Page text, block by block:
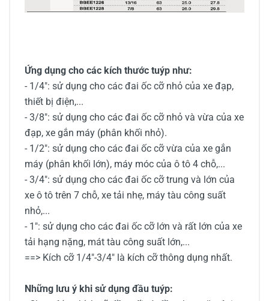
Ứng dụng cho các kích thước tuýp như:
- 1/4": sử dụng cho các đai ốc cỡ nhỏ của xe đạp,
thiết bị điện,...
- 3/8": sử dụng cho các đai ốc cỡ nhỏ và vừa của xe
đạp, xe gắn máy (phân khối nhỏ).
- 1/2": sử dụng cho các đai ốc cỡ vừa của xe gắn
máy (phân khối lớn), máy móc của ô tô 4 chỗ,...
- 3/4": sử dụng cho các đai ốc cỡ trung và lớn của
xe ô tô trên 7 chỗ, xe tải nhẹ, máy tàu công suất
nhỏ,...
- 1": sử dụng cho các đai ốc cỡ lớn và rất lớn của xe
tải hạng nặng, mát tàu công suất lớn,...
==> Kích cỡ 1/4"-3/4" là kích cỡ thông dụng nhất.
Những lưu ý khi sử dụng đầu tuýp: